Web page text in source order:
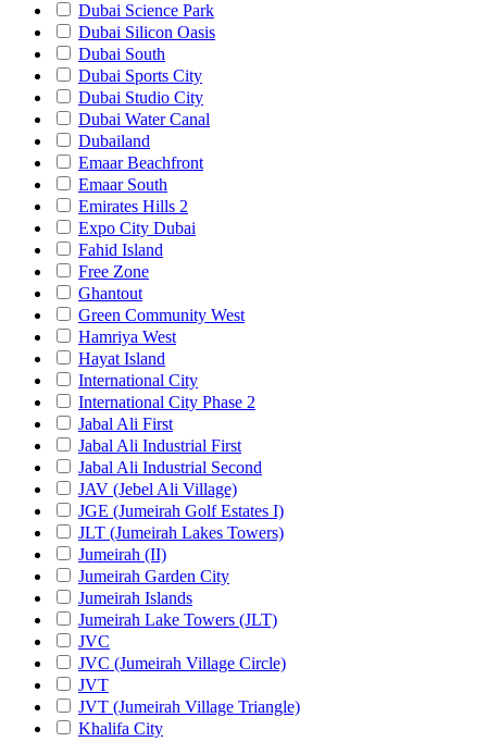
Dubai Science Park
Dubai Silicon Oasis
Dubai South
Dubai Sports City
Dubai Studio City
Dubai Water Canal
Dubailand
Emaar Beachfront
Emaar South
Emirates Hills 2
Expo City Dubai
Fahid Island
Free Zone
Ghantout
Green Community West
Hamriya West
Hayat Island
International City
International City Phase 2
Jabal Ali First
Jabal Ali Industrial First
Jabal Ali Industrial Second
JAV (Jebel Ali Village)
JGE (Jumeirah Golf Estates I)
JLT (Jumeirah Lakes Towers)
Jumeirah (II)
Jumeirah Garden City
Jumeirah Islands
Jumeirah Lake Towers (JLT)
JVC
JVC (Jumeirah Village Circle)
JVT
JVT (Jumeirah Village Triangle)
Khalifa City